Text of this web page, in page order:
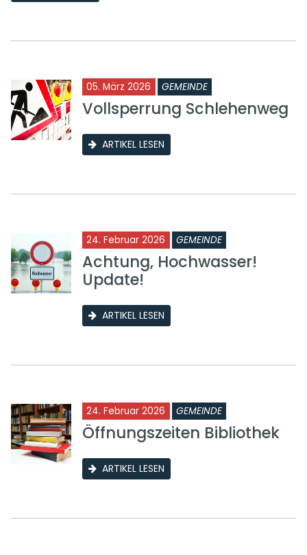
05. März 2026 GEMEINDE
Vollsperrung Schlehenweg
ARTIKEL LESEN
24. Februar 2026 GEMEINDE
Achtung, Hochwasser!
Update!
ARTIKEL LESEN
24. Februar 2026 GEMEINDE
Öffnungszeiten Bibliothek
ARTIKEL LESEN